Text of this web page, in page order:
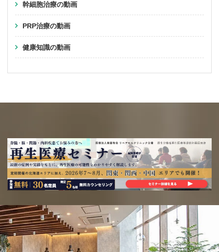
幹細胞治療の動画
PRP治療の動画
健康知識の動画